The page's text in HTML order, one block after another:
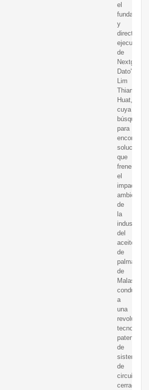
el
fundador
y
director
ejecutivo
de
Nextgreen,
Dato'
Lim
Thiam
Huat,
cuya
búsqueda
para
encontrar
soluciones
que
frenen
el
impacto
ambiental
de
la
industria
del
aceite
de
palma
de
Malasia
condujo
a
una
tecnología
patentada
de
sistema
de
circuito
cerrado